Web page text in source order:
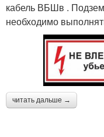
кабель ВБШв .
необходимо
читать дальше →